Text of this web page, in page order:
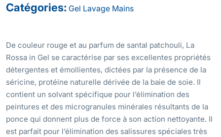
Catégories: Gel Lavage Mains
De couleur rouge et au parfum de santal patchouli, La
Rossa in Gel se caractérise par ses excellentes propriétés
détergentes et émollientes, dictées par la présence de la
séricine, protéine naturelle dérivée de la baie de soie. Il
contient un solvant spécifique pour l’élimination des
peintures et des microgranules minérales résultants de la
ponce qui donnent plus de force à son action nettoyante. Il
est parfait pour l’élimination des salissures spéciales très